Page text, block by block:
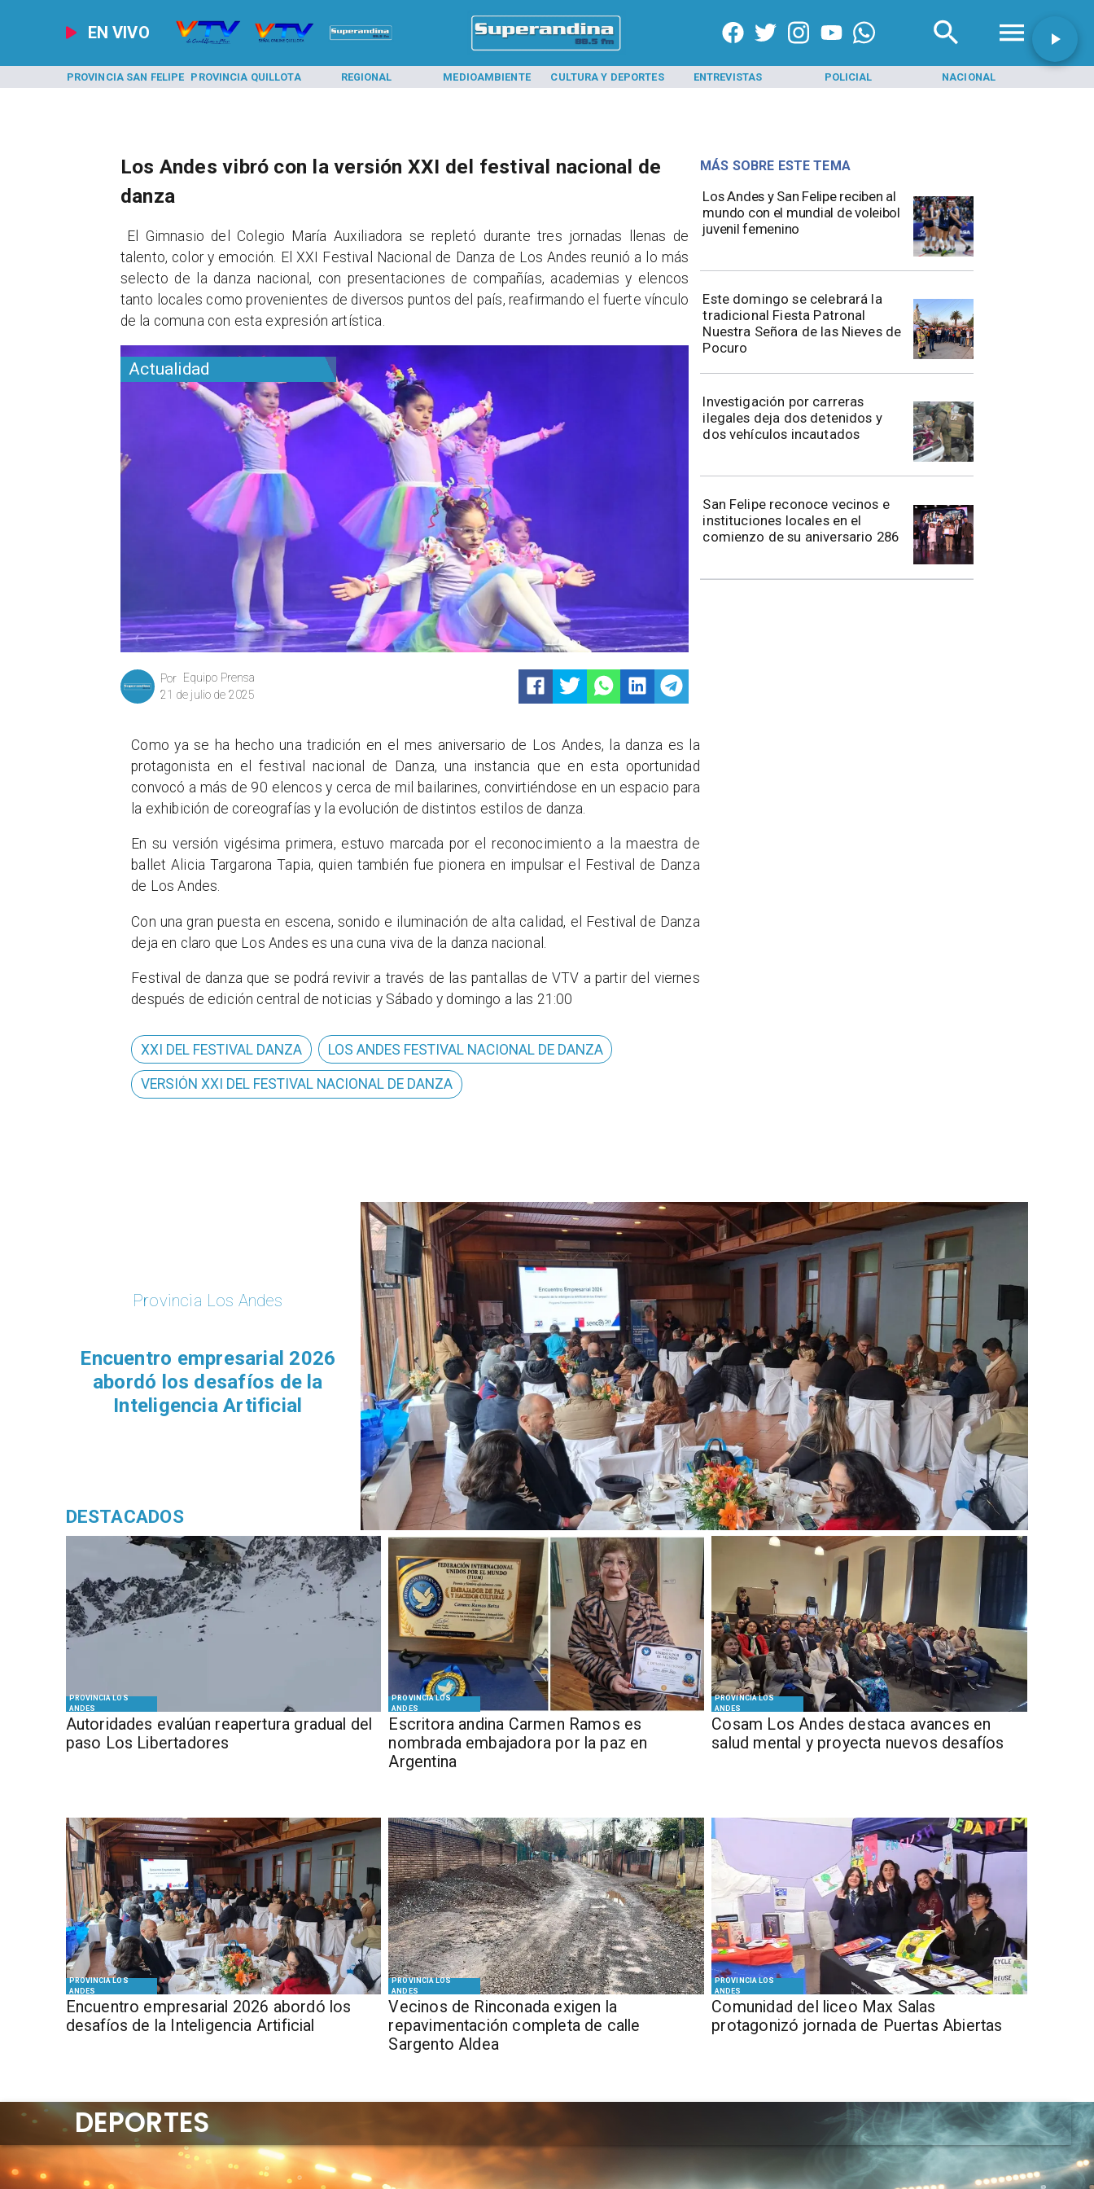
EN VIVO
PROVINCIA SAN FELIPE PROVINCIA QUILLOTA REGIONAL MEDIOAMBIENTE CULTURA Y DEPORTES ENTREVISTAS POLICIAL NACIONAL
Actualidad
Equipo Prensa
Por
21 de julio de 2025
​​Los Andes y San Felipe reciben al
mundo con el mundial de voleibol
juvenil femenino
Este domingo se celebrará la
tradicional Fiesta Patronal
Nuestra Señora de las Nieves de
Pocuro
Investigación por carreras
ilegales deja dos detenidos y
dos vehículos incautados
​​San Felipe reconoce vecinos e
instituciones locales en el
comienzo de su aniversario 286
MÁS SOBRE ESTE TEMA
​​Los Andes vibró con la versión XXI del festival nacional de
danza
El Gimnasio del Colegio María Auxiliadora se repletó durante tres jornadas llenas de
talento, color y emoción. El XXI Festival Nacional de Danza de Los Andes reunió a lo más
selecto de la danza nacional, con presentaciones de compañías, academias y elencos
tanto locales como provenientes de diversos puntos del país, reafirmando el fuerte vínculo
de la comuna con esta expresión artística.
Como ya se ha hecho una tradición en el mes aniversario de Los Andes, la danza es la
protagonista en el festival nacional de Danza, una instancia que en esta oportunidad
convocó a más de 90 elencos y cerca de mil bailarines, convirtiéndose en un espacio para
la exhibición de coreografías y la evolución de distintos estilos de danza.
En su versión vigésima primera, estuvo marcada por el reconocimiento a la maestra de
ballet Alicia Targarona Tapia, quien también fue pionera en impulsar el Festival de Danza
de Los Andes.
Con una gran puesta en escena, sonido e iluminación de alta calidad, el Festival de Danza
deja en claro que Los Andes es una cuna viva de la danza nacional.
Festival de danza que se podrá revivir a través de las pantallas de VTV a partir del viernes
después de edición central de noticias y Sábado y domingo a las 21:00
XXI DEL FESTIVAL DANZA ​​LOS ANDES FESTIVAL NACIONAL DE DANZA
VERSIÓN XXI DEL FESTIVAL NACIONAL DE DANZA
PROVINCIA LOS
ANDES
​​Autoridades evalúan reapertura gradual del
paso Los Libertadores
PROVINCIA LOS
ANDES
Escritora andina Carmen Ramos es
nombrada embajadora por la paz en
Argentina
PROVINCIA LOS
ANDES
Cosam Los Andes destaca avances en
salud mental y proyecta nuevos desafíos
PROVINCIA LOS
ANDES
Encuentro empresarial 2026 abordó los
desafíos de la Inteligencia Artificial
PROVINCIA LOS
ANDES
Vecinos de Rinconada exigen la
repavimentación completa de calle
Sargento Aldea
PROVINCIA LOS
ANDES
Comunidad del liceo Max Salas
protagonizó jornada de Puertas Abiertas
Provincia Los Andes
Encuentro empresarial 2026
abordó los desafíos de la
Inteligencia Artificial
DESTACADOS
DEPORTES